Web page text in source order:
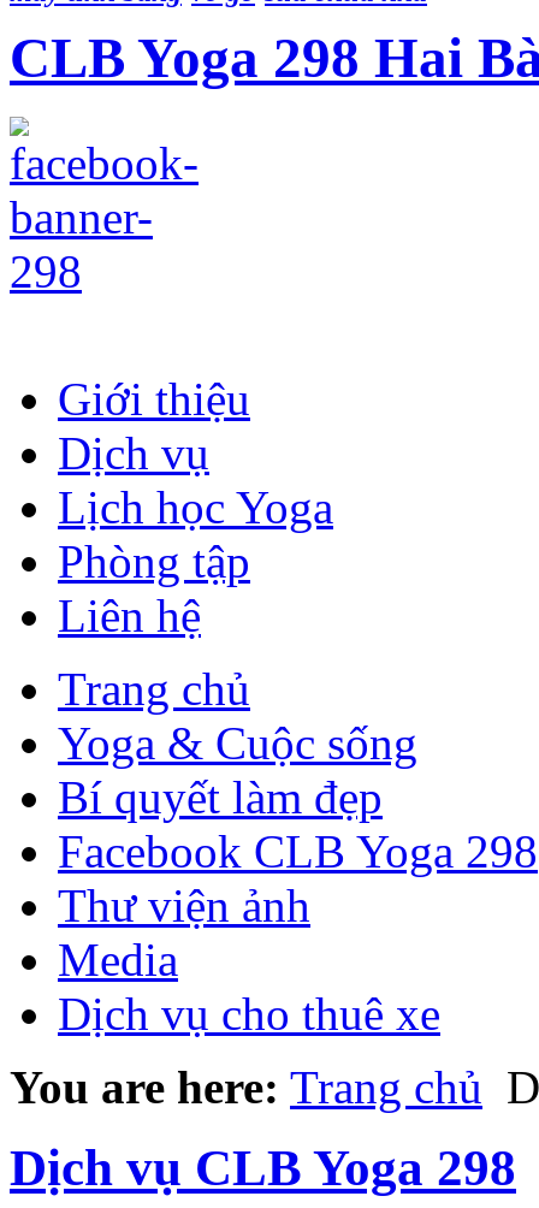
CLB Yoga 298 Hai
Giới thiệu
Dịch vụ
Lịch học Yoga
Phòng tập
Liên hệ
Trang chủ
Yoga & Cuộc sống
Bí quyết làm đẹp
Facebook CLB Yoga 298
Thư viện ảnh
Media
Dịch vụ cho thuê xe
You are here: Trang chủ
Dịch vụ CLB Yoga 298